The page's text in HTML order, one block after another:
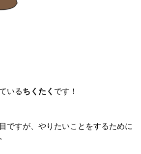
いるちくたく です！
ですが、やりたいことをするために